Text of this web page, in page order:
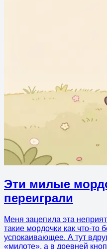
Эти милые
переиграли
Меня зацепила эта
такие мордочки как что-то
успокаивающее. А тут
«милоте», а в древней